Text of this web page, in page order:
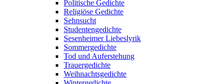
Politische Gedichte
Religiöse Gedichte
Sehnsucht
Studentengedichte
Sesenheimer Liebeslyrik
Sommergedichte
Tod und Auferstehung
Trauergedichte
Weihnachtsgedichte